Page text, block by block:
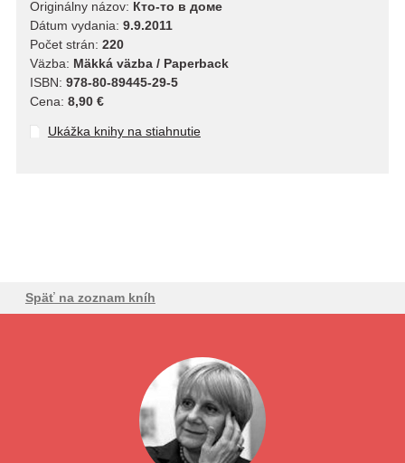
Originálny názov: Кто-то в доме
Dátum vydania: 9.9.2011
Počet strán: 220
Väzba: Mäkká väzba / Paperback
ISBN: 978-80-89445-29-5
Cena: 8,90 €
Ukážka knihy na stiahnutie
Späť na zoznam kníh